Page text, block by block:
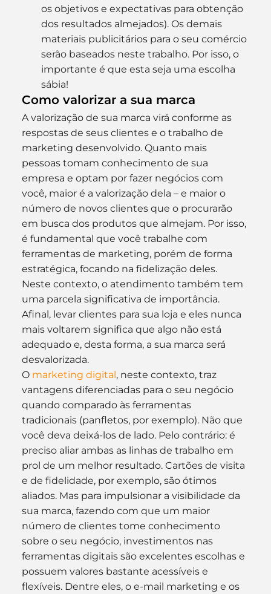
os objetivos e expectativas para obtenção
dos resultados almejados). Os demais
materiais publicitários para o seu comércio
serão baseados neste trabalho. Por isso, o
importante é que esta seja uma escolha
sábia!
Como valorizar a sua marca
A valorização de sua marca virá conforme as
respostas de seus clientes e o trabalho de
marketing desenvolvido. Quanto mais
pessoas tomam conhecimento de sua
empresa e optam por fazer negócios com
você, maior é a valorização dela – e maior o
número de novos clientes que o procurarão
em busca dos produtos que almejam. Por isso,
é fundamental que você trabalhe com
ferramentas de marketing, porém de forma
estratégica, focando na fidelização deles.
Neste contexto, o atendimento também tem
uma parcela significativa de importância.
Afinal, levar clientes para sua loja e eles nunca
mais voltarem significa que algo não está
adequado e, desta forma, a sua marca será
desvalorizada.
O marketing digital, neste contexto, traz
vantagens diferenciadas para o seu negócio
quando comparado às ferramentas
tradicionais (panfletos, por exemplo). Não que
você deva deixá-los de lado. Pelo contrário: é
preciso aliar ambas as linhas de trabalho em
prol de um melhor resultado. Cartões de visita
e de fidelidade, por exemplo, são ótimos
aliados. Mas para impulsionar a visibilidade da
sua marca, fazendo com que um maior
número de clientes tome conhecimento
sobre o seu negócio, investimentos nas
ferramentas digitais são excelentes escolhas e
possuem valores bastante acessíveis e
flexíveis. Dentre eles, o e-mail marketing e os